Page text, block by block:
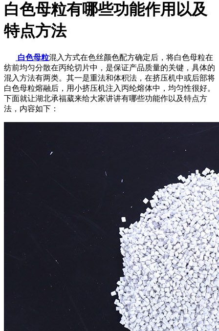
白色母粒有哪些功能作用以及
特点方法
白色母粒混入方式在色丝颜色配方确定后，将白色母粒在
纺前均匀分散在丙纶切片中，是保证产品质量的关键，具体的
混入方法有两类。其一是重法和体积法，在挤压机中或后部将
白色母粒熔融后，用小挤压机注入丙纶熔体中，均匀性很好。
下面就让湖北承福葳来给大家讲讲有哪些功能作以及特点方
法，内容如下：